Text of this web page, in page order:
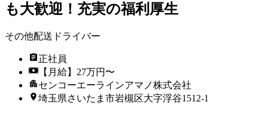
も大歓迎！充実の福利厚生
その他配送ドライバー
正社員
【月給】27万円〜
センコーエーラインアマノ株式会社
埼玉県さいたま市岩槻区大字浮谷1512-1